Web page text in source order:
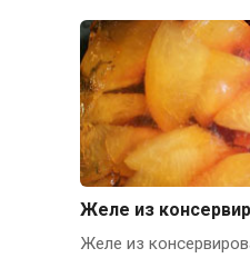
Желе из
Желе из